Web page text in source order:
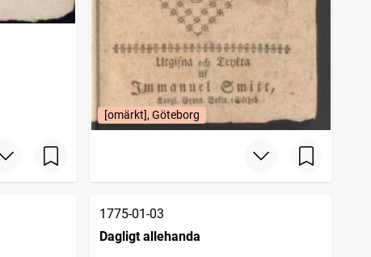
[omärkt], Göteborg
1775-01-03
Dagligt allehanda